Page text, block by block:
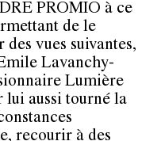
PROMIO à ce
de le
vues suivantes,
Lavanchy-
Lumière
lui aussi tourné la
recourir à des